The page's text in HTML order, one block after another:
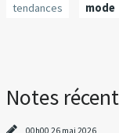
tendances
mode
Notes
00h00 26 mai 2026